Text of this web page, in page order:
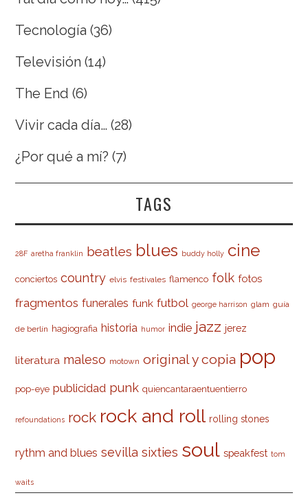
Tecnología (36)
Televisión (14)
The End (6)
Vivir cada día… (28)
¿Por qué a mí? (7)
TAGS
28F aretha franklin beatles blues buddy holly cine
conciertos country elvis festivales flamenco folk fotos
fragmentos funerales funk futbol george harrison glam guía
de berlín hagiografia historia humor indie jazz jerez
literatura maleso motown original y copia pop
pop-eye publicidad punk quiencantaraentuentierro
refoundations rock rock and roll rolling stones
rythm and blues sevilla sixties soul speakfest tom
waits